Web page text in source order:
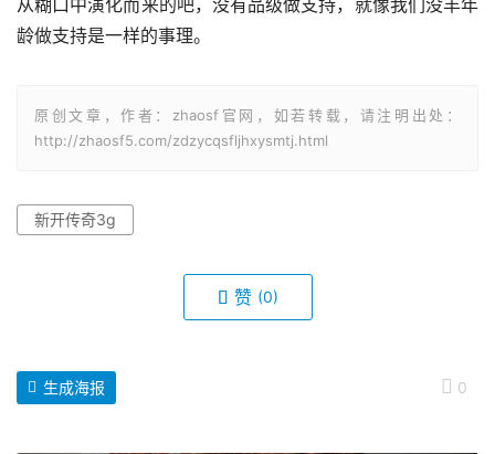
从糊口中演化而来的吧，没有品级做支持，就像我们没丰年
龄做支持是一样的事理。
原创文章，作者：zhaosf官网，如若转载，请注明出处：
http://zhaosf5.com/zdzycqsfljhxysmtj.html
新开传奇3g
赞 (0)
0
生成海报